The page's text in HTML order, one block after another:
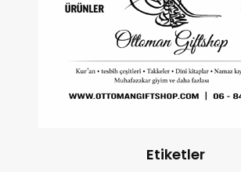
Etiketler